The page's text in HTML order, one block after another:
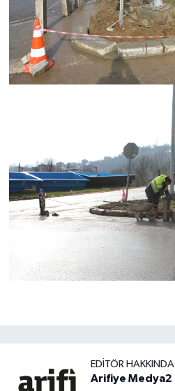
EDITÖR HAKKINDA
Arifiye Medya2